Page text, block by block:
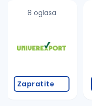
8 oglasa
Zapratite